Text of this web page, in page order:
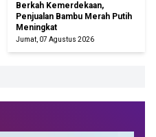
Berkah Kemerdekaan,
Penjualan Bambu Merah Putih
Meningkat
Jumat, 07 Agustus 2026